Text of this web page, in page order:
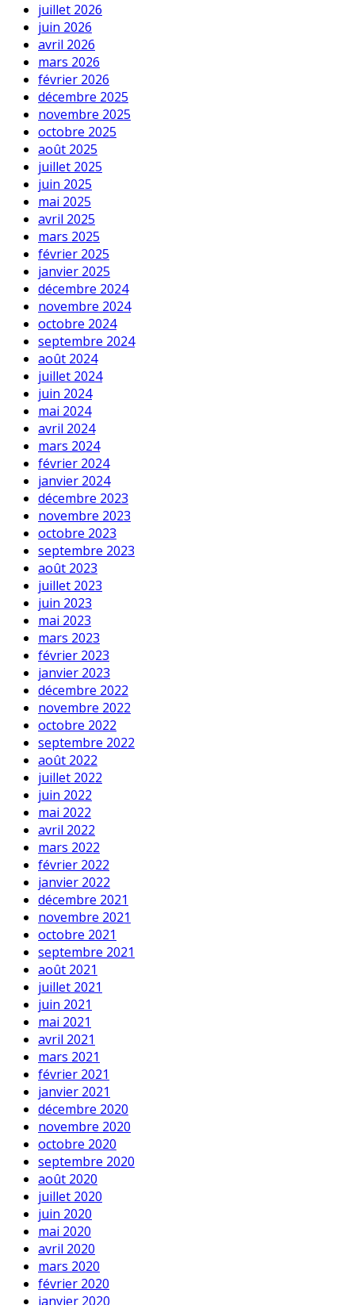
juillet 2026
juin 2026
avril 2026
mars 2026
février 2026
décembre 2025
novembre 2025
octobre 2025
août 2025
juillet 2025
juin 2025
mai 2025
avril 2025
mars 2025
février 2025
janvier 2025
décembre 2024
novembre 2024
octobre 2024
septembre 2024
août 2024
juillet 2024
juin 2024
mai 2024
avril 2024
mars 2024
février 2024
janvier 2024
décembre 2023
novembre 2023
octobre 2023
septembre 2023
août 2023
juillet 2023
juin 2023
mai 2023
mars 2023
février 2023
janvier 2023
décembre 2022
novembre 2022
octobre 2022
septembre 2022
août 2022
juillet 2022
juin 2022
mai 2022
avril 2022
mars 2022
février 2022
janvier 2022
décembre 2021
novembre 2021
octobre 2021
septembre 2021
août 2021
juillet 2021
juin 2021
mai 2021
avril 2021
mars 2021
février 2021
janvier 2021
décembre 2020
novembre 2020
octobre 2020
septembre 2020
août 2020
juillet 2020
juin 2020
mai 2020
avril 2020
mars 2020
février 2020
janvier 2020